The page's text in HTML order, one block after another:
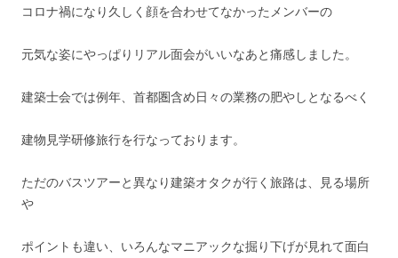
コロナ禍になり久しく顔を合わせてなかったメンバーの
元気な姿にやっぱりリアル面会がいいなあと痛感しました。
建築士会では例年、首都圏含め日々の業務の肥やしとなるべく
建物見学研修旅行を行なっております。
ただのバスツアーと異なり建築オタクが行く旅路は、見る場所
や
ポイントも違い、いろんなマニアックな掘り下げが見れて面白